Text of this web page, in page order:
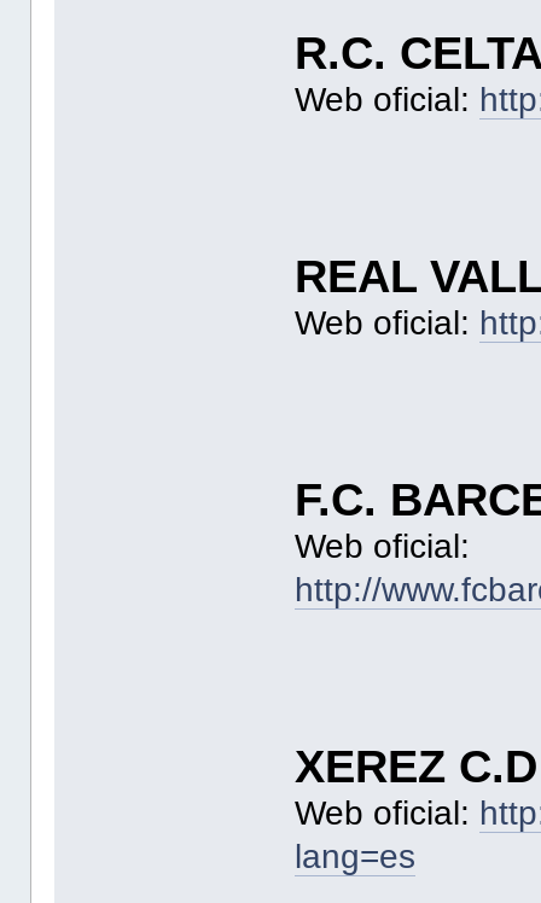
R.C.
Web oficial:
REAL
Web oficial:
F.C.
Web oficial:
http://
XEREZ C.D
Web oficial:
lang=es